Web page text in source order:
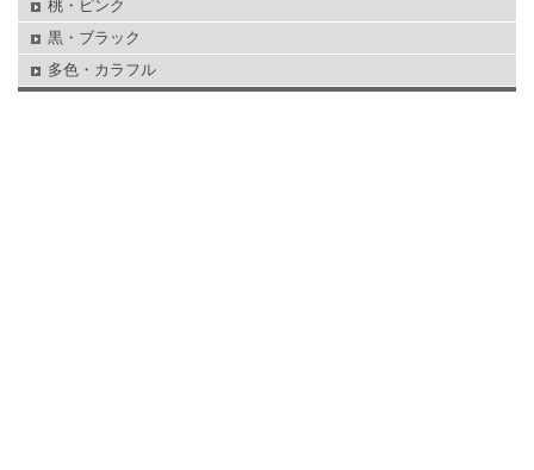
桃・ピンク
黒・ブラック
多色・カラフル